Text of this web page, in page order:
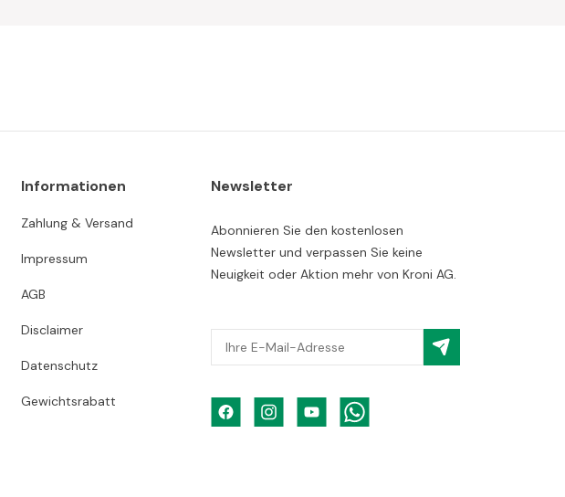
Informationen
Zahlung & Versand
Impressum
AGB
Disclaimer
Datenschutz
Gewichtsrabatt
Newsletter
Abonnieren Sie den kostenlosen
Newsletter und verpassen Sie keine
Neuigkeit oder Aktion mehr von Kroni AG.